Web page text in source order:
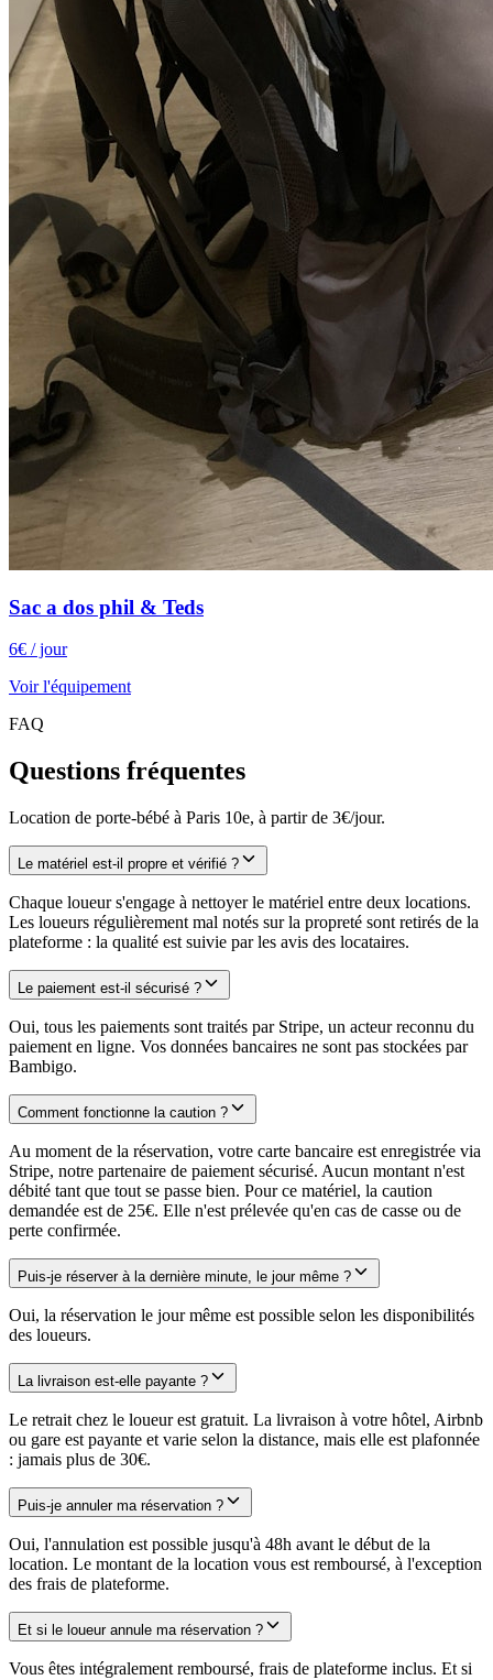
Sac a dos phil & Teds
6€ / jour
Voir l'équipement
FAQ
Questions fréquentes
Location de porte-bébé à Paris 10e, à partir de 3€/jour.
Le matériel est-il propre et vérifié ?
Chaque loueur s'engage à nettoyer le matériel entre deux locations.
Les loueurs régulièrement mal notés sur la propreté sont retirés de la
plateforme : la qualité est suivie par les avis des locataires.
Le paiement est-il sécurisé ?
Oui, tous les paiements sont traités par Stripe, un acteur reconnu du
paiement en ligne. Vos données bancaires ne sont pas stockées par
Bambigo.
Comment fonctionne la caution ?
Au moment de la réservation, votre carte bancaire est enregistrée via
Stripe, notre partenaire de paiement sécurisé. Aucun montant n'est
débité tant que tout se passe bien. Pour ce matériel, la caution
demandée est de 25€. Elle n'est prélevée qu'en cas de casse ou de
perte confirmée.
Puis-je réserver à la dernière minute, le jour même ?
Oui, la réservation le jour même est possible selon les disponibilités
des loueurs.
La livraison est-elle payante ?
Le retrait chez le loueur est gratuit. La livraison à votre hôtel, Airbnb
ou gare est payante et varie selon la distance, mais elle est plafonnée
: jamais plus de 30€.
Puis-je annuler ma réservation ?
Oui, l'annulation est possible jusqu'à 48h avant le début de la
location. Le montant de la location vous est remboursé, à l'exception
des frais de plateforme.
Et si le loueur annule ma réservation ?
Vous êtes intégralement remboursé, frais de plateforme inclus. Et si